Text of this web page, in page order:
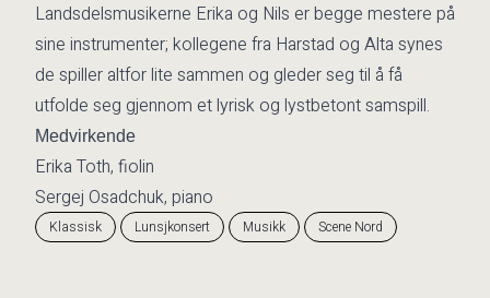
Landsdelsmusikerne Erika og Nils er begge mestere på
sine instrumenter; kollegene fra Harstad og Alta synes
de spiller altfor lite sammen og gleder seg til å få
utfolde seg gjennom et lyrisk og lystbetont samspill.
Medvirkende
Erika Toth, fiolin
Sergej Osadchuk, piano
Klassisk Lunsjkonsert Musikk Scene Nord